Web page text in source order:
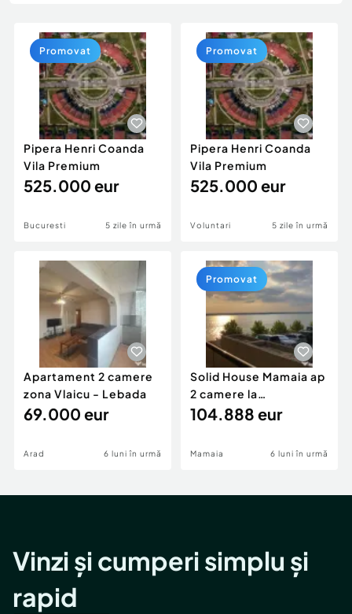
Animale de companie
Afaceri și echipamente profesionale
Inchiriere Bunuri si Vehicule
Piese auto si accesorii
Dacia Duster
Pipera Henri Coanda
Vila Premium
525.000 eur
Bucuresti 5 zile în urmă
Promovat
Pipera Henri Coanda
Vila Premium
525.000 eur
Voluntari 5 zile în urmă
Promovat
Apartament 2 camere
zona Vlaicu - Lebada
69.000 eur
Arad 6 luni în urmă
Solid House Mamaia ap
2 camere la
cheie,langa Mega
104.888 eur
Mamaia 6 luni în urmă
Promovat
Vinzi și cumperi simplu și
rapid